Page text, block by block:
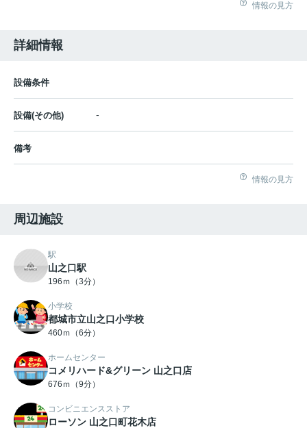
情報の見方
詳細情報
設備条件
設備(その他) -
備考
情報の見方
周辺施設
駅
山之口駅
196ｍ（3分）
小学校
都城市立山之口小学校
460ｍ（6分）
ホームセンター
コメリハード&グリーン 山之口店
676ｍ（9分）
コンビニエンスストア
ローソン 山之口町花木店